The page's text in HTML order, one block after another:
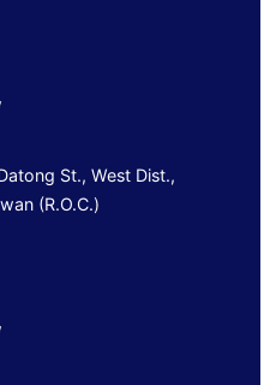
St., West Dist.,
(R.O.C.)